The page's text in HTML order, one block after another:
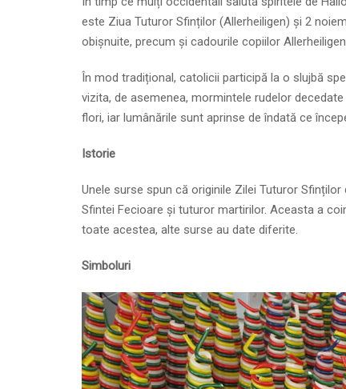
este Ziua Tuturor Sfinților (Allerheiligen) și 2
obișnuite, precum și cadourile copiilor
În mod tradițional, catolicii participă la o slujbă
vizita, de asemenea, mormintele rudelor
flori, iar lumânările sunt aprinse de îndată ce
Istorie
Unele surse spun că originile Zilei Tuturor
Sfintei Fecioare și tuturor martirilor. Aceasta a
toate acestea, alte surse au date diferite.
Simboluri